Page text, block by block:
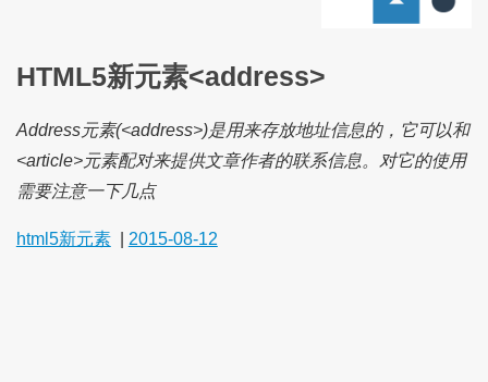
HTML5新元素<address>
Address元素(<address>)是用来存放地址信息的，它可以和
<article>元素配对来提供文章作者的联系信息。对它的使用
需要注意一下几点
html5新元素 2015-08-12